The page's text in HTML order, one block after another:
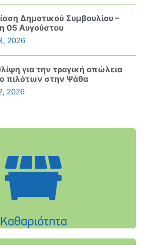
Δημοτικού Συμβουλίου –
05 Αυγούστου
2026
για την τραγική απώλεια
πιλότων στην Ψάθα
2026